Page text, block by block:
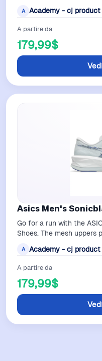
A Academy - cj
A partire da
179,99$
Asics Men's
Go for a run with the
Shoes. The mesh
A Academy - cj
A partire da
179,99$